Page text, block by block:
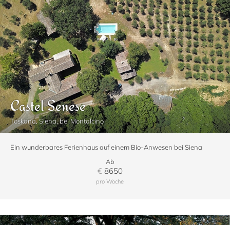
Castel Senese
Toskana, Siena, bei Montalcino
Ein wunderbares Ferienhaus auf einem Bio-Anwesen bei Siena
Ab
€8650
pro Woche